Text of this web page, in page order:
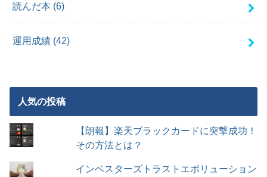
読んだ本 (6)
運用成績 (42)
人気の投稿
【朗報】楽天ブラックカードに突撃成功！
その方法とは？
インベスターズトラストエボリューション